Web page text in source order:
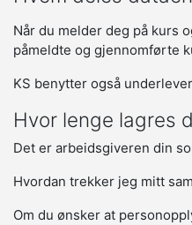
Når du melder deg på kurs
påmeldte og gjennomførte
KS benytter også
Hvor lenge lagres
Det er arbeidsgiveren din
Hvordan trekker jeg mitt
Om du ønsker at